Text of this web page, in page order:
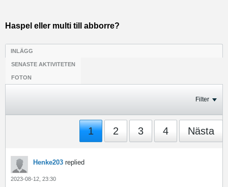
Haspel eller multi till abborre?
INLÄGG
SENASTE AKTIVITETEN
FOTON
Filter
1 2 3 4 Nästa
Henke203 replied
2023-08-12, 23:30